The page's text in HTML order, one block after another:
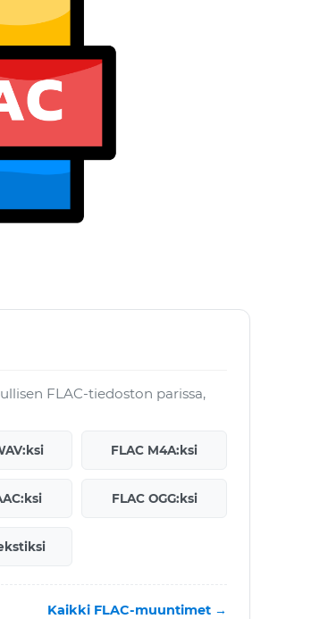
FLAC-tiedoston parissa,
FLAC M4A:ksi
FLAC OGG:ksi
Kaikki FLAC-muuntimet →